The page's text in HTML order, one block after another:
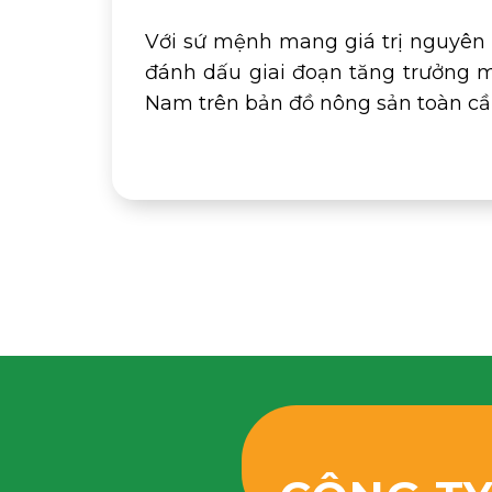
Với sứ mệnh mang giá trị
đánh dấu giai đoạn tăng trưởng
Nam trên bản đồ nông sản toàn